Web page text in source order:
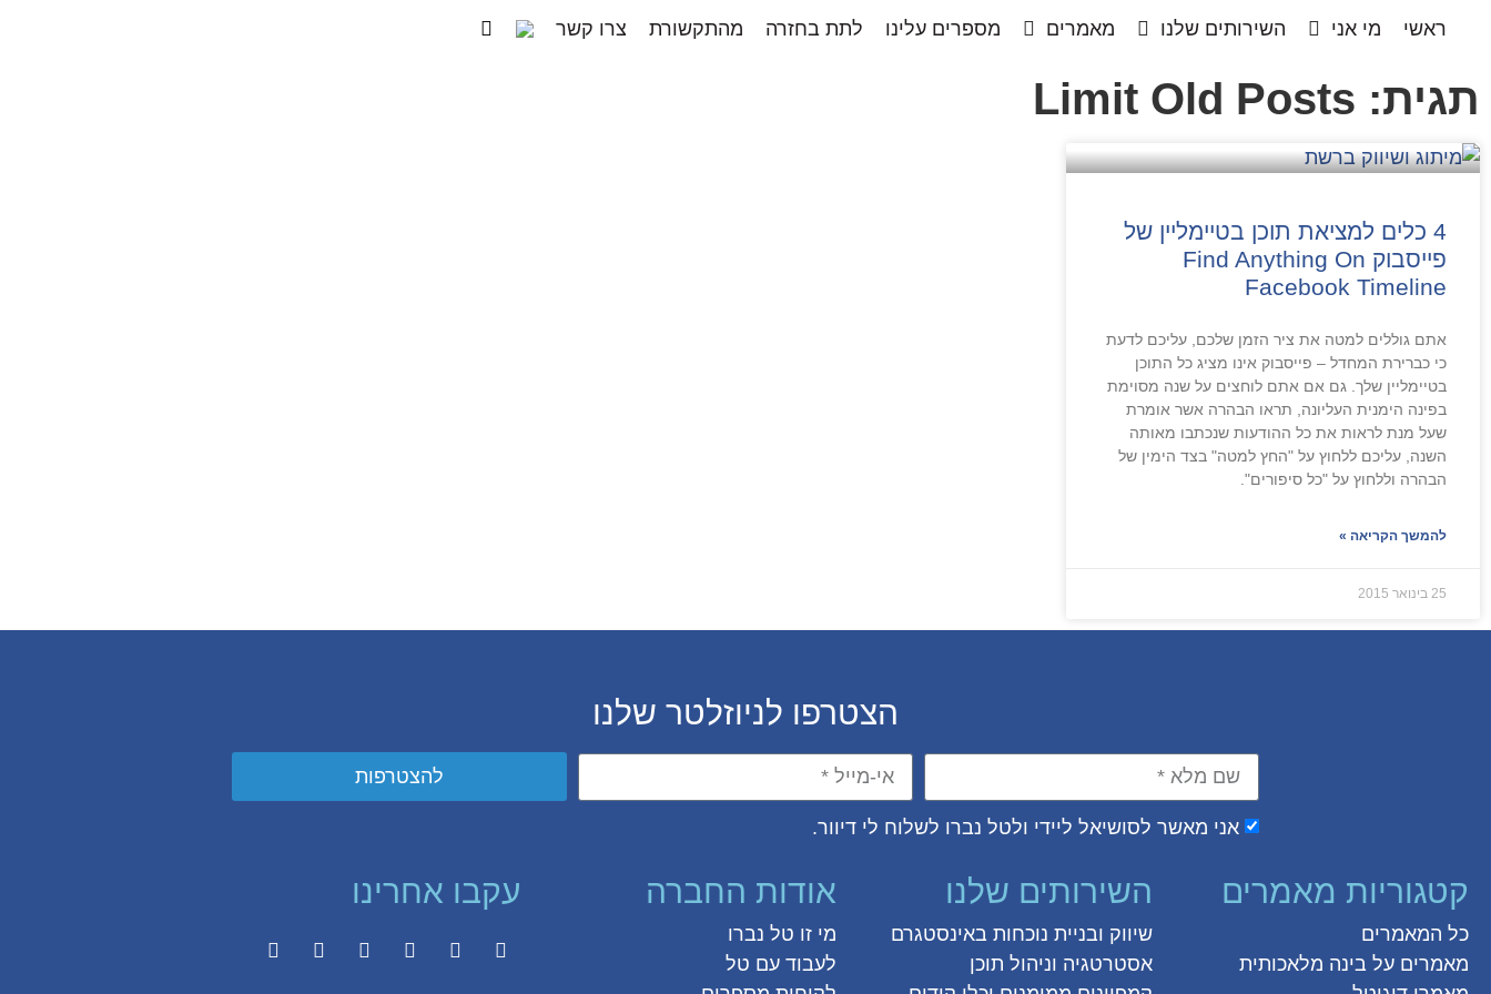
ראשי מי אני השירותים שלנו מאמרים מספרים עלינו לתת בחזרה מהתקשורת צרו קשר
תגית: Limit Old Posts
4 כלים למציאת תוכן בטיימליין של
פייסבוק Find Anything On
Facebook Timeline
אתם גוללים למטה את ציר הזמן שלכם, עליכם לדעת
כי כברירת המחדל – פייסבוק אינו מציג כל התוכן
בטיימליין שלך. גם אם אתם לוחצים על שנה מסוימת
בפינה הימנית העליונה, תראו הבהרה אשר אומרת
שעל מנת לראות את כל ההודעות שנכתבו מאותה
השנה, עליכם ללחוץ על "החץ למטה" בצד הימין של
הבהרה וללחוץ על "כל סיפורים".
להמשך הקריאה »
25 בינואר 2015
הצטרפו לניוזלטר שלנו
אני מאשר לסושיאל ליידי ולטל נברו לשלוח לי דיוור.
להצטרפות
קטגוריות מאמרים
כל המאמרים
מאמרים על בינה מלאכותית
השירותים שלנו
שיווק ובניית נוכחות באינסטגרם
אסטרטגיה וניהול תוכן
אודות החברה
מי זו טל נברו
לעבוד עם טל
עקבו אחרינו